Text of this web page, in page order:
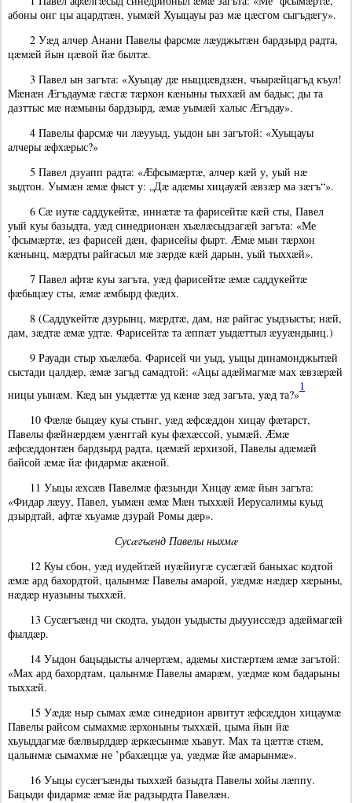
абоны онг цы ацардтæн, уымæй Хуыцауы раз мæ цæсгом сыгъдæгу».
2 Уæд алчер Анани Павелы фарсмæ лæуджытæн бардзырд радта,
цæмæй йын цæвой йæ былтæ.
3 Павел ын загъта: «Хуыцау дæ ныццæвдзæн, чъырæйцагъд къул!
Мæнæн Æгъдаумæ гæсгæ тæрхон кæныны тыххæй ам бадыс; ды та
дазттыс мæ нæмыны бардзырд, æмæ уымæй халыс Æгъдау».
4 Павелы фарсмæ чи лæууыд, уыдон ын загътой: «Хуыцауы
алчеры æфхæрыс?»
5 Павел дзуапп радта: «Æфсымæртæ, алчер кæй у, уый нæ
зыдтон. Уымæн æмæ фыст у: „Дæ адæмы хицауæй æвзæр ма зæгъ“».
6 Сæ иутæ саддукейтæ, иннæтæ та фарисейтæ кæй сты, Павел
уый куы базыдта, уæд синедрионæн хъæлæсыдзагæй загъта: «Ме
’фсымæртæ, æз фарисей дæн, фарисейы фырт. Æмæ мын тæрхон
кæнынц, мæрдты райгасыл мæ зæрдæ кæй дарын, уый тыххæй».
7 Павел афтæ куы загъта, уæд фарисейтæ æмæ саддукейтæ
фæбыцæу сты, æмæ æмбырд фæдих.
8 (Саддукейтæ дзурынц, мæрдтæ, дам, нæ райгас уыдзысты; нæй,
дам, зæдтæ æмæ удтæ. Фарисейтæ та æппæт уыдæттыл æууæндынц.)
9 Рауади стыр хъæлæба. Фарисей чи уыд, уыцы динамонджытæй
сыстади цалдæр, æмæ загъд самадтой: «Ацы адæймагмæ мах æвзæрæй
ницы уынæм. Кæд ын уыдæттæ уд кæнæ зæд загъта, уæд та?»
1
10 Фæлæ быцæу куы стынг, уæд æфсæддон хицау фæтарст,
Павелы фæйнæрдæм уæнггай куы фæхæссой, уымæй. Æмæ
æфсæддонтæн бардзырд радта, цæмæй æрхизой, Павелы адæмæй
байсой æмæ йæ фидармæ акæной.
11 Уыцы æхсæв Павелмæ фæзынди Хицау æмæ йын загъта:
«Фидар лæуу, Павел, уымæн æмæ Мæн тыххæй Иерусалимы куыд
дзырдтай, афтæ хъуамæ дзурай Ромы дæр».
Сусæгъæнд Павелы ныхмæ
12 Куы сбон, уæд иудейтæй иуæйиугæ сусæгæй баныхас кодтой
æмæ ард бахордтой, цалынмæ Павелы амарой, уæдмæ нæдæр хæрыны,
нæдæр нуазыны тыххæй.
13 Сусæгъæнд чи скодта, уыдон уыдысты дыууиссæдз адæймагæй
фылдæр.
14 Уыдон бацыдысты алчертæм, адæмы хистæртæм æмæ загътой:
«Мах ард бахордтам, цалынмæ Павелы амарæм, уæдмæ ком бадарыны
тыххæй.
15 Уæдæ ныр сымах æмæ синедрион арвитут æфсæддон хицаумæ
Павелы райсом сымахмæ æрхоныны тыххæй, цыма йын йæ
хъуыддагмæ бæлвырддæр æркæсынмæ хъавут. Мах та цæттæ стæм,
цалынмæ сымахмæ не ’рбахæццæ уа, уæдмæ йæ амарынмæ».
16 Уыцы сусæгъæнды тыххæй базыдта Павелы хойы лæппу.
Бацыди фидармæ æмæ йæ радзырдта Павелæн.